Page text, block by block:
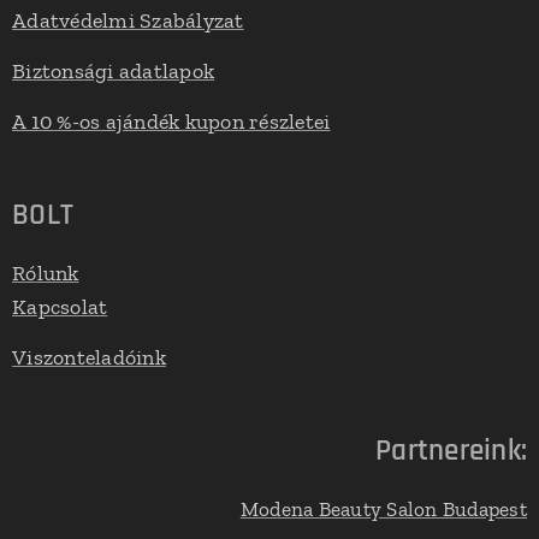
Adatvédelmi Szabályzat
Biztonsági adatlapok
A 10 %-os ajándék kupon részletei
BOLT
Rólunk
Kapcsolat
Viszonteladóink
Partnereink:
Modena Beauty Salon Budapest